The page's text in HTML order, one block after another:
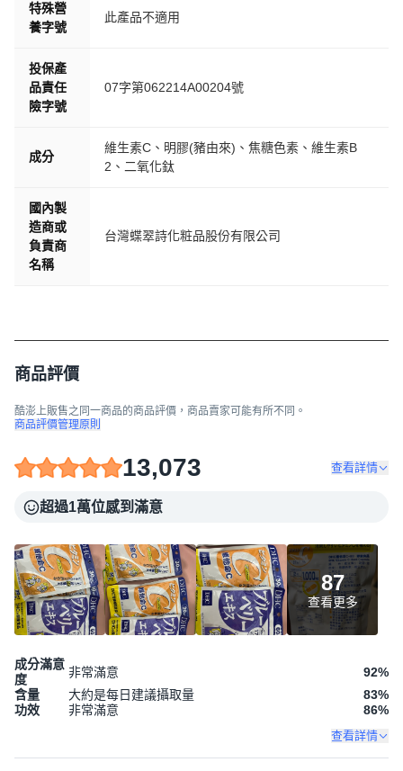
特殊營
養字號
此產品不適用
投保產
品責任
險字號
07字第062214A00204號
成分
維生素C、明膠(豬由來)、焦糖色素、維生素B
2、二氧化鈦
國內製
造商或
負責商
名稱
台灣蝶翠詩化粧品股份有限公司
商品評價
酷澎上販售之同一商品的商品評價，商品賣家可能有所不同。
商品評價管理原則
13,073 查看詳情
超過1萬位感到滿意
87
查看更多
成分滿意
度
非常滿意 92%
含量
大約是每日建議攝取量 83%
功效
非常滿意 86%
查看詳情